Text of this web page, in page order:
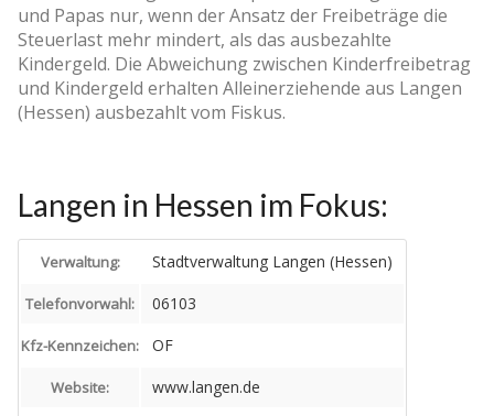
und Papas nur, wenn der Ansatz der Freibeträge die
Steuerlast mehr mindert, als das ausbezahlte
Kindergeld. Die Abweichung zwischen Kinderfreibetrag
und Kindergeld erhalten Alleinerziehende aus Langen
(Hessen) ausbezahlt vom Fiskus.
Langen in Hessen im Fokus:
Verwaltung: Stadtverwaltung Langen (Hessen)
Telefonvorwahl: 06103
Kfz-Kennzeichen: OF
Website: www.langen.de